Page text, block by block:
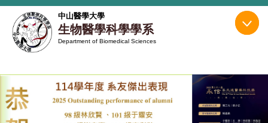
跳
到
主
區
中山醫學大學
生物醫學科學學系
Department of Biomedical Sciences